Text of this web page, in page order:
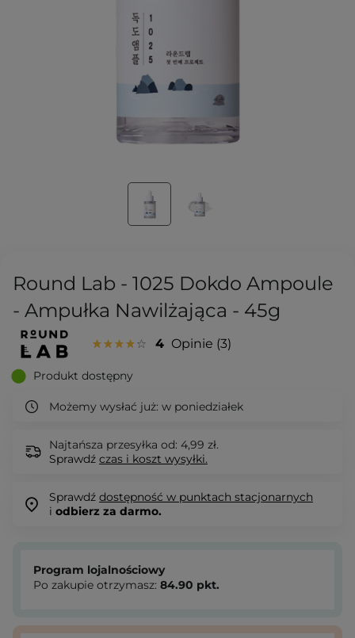
Round Lab - 1025 Dokdo Ampoule
- Ampułka Nawilżająca - 45g
4 Opinie 3
Produkt dostępny
Możemy wysłać już: w poniedziałek
Najtańsza przesyłka od: 4,99 zł.
Sprawdź czas i koszt wysyłki.
Sprawdź dostępność w punktach stacjonarnych
i odbierz za darmo.
Program lojalnościowy
Po zakupie otrzymasz: 84.90 pkt.